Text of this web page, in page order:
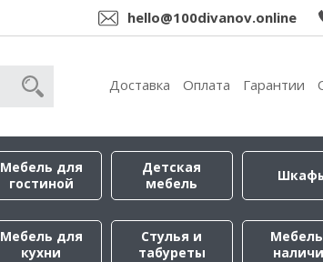
hello@100divanov.online
Доставка Оплата Гарантии
Мебель для
гостиной
Детская
мебель
Мебель для
кухни
Стулья и
табуреты